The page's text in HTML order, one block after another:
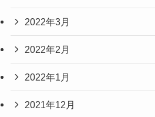
2022年3月
2022年2月
2022年1月
2021年12月